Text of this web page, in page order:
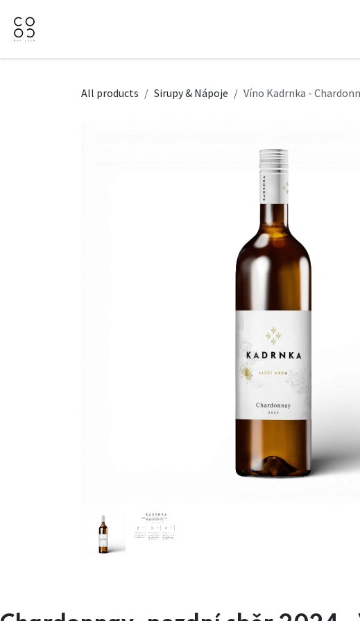
All products Sirupy & Nápoje Víno Kadrnka -